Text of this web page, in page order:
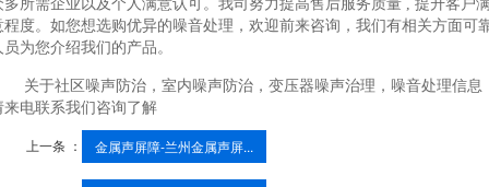
多所需企业以及个人满意认可。我司努力提高售后服务质量 , 提升客户
程度。如您想选购优异的噪音处理，欢迎前来咨询，我们有相关方面可
员为您介绍我们的产品。
关于社区噪声防治，室内噪声防治，变压器噪声治理，噪音处理信息
来电联系我们咨询了解
上一条 ： 金属声屏障-兰州金属声屏...